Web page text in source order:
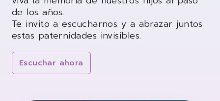
de los años.
Te invito a escucharnos y a abrazar juntos
estas paternidades invisibles.
Escuchar ahora